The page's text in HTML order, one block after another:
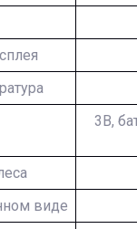
3В,
виде